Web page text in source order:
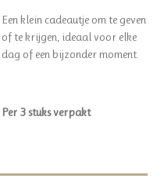
Een klein cadeautje om te geven
of te krijgen, ideaal voor elke
dag of een bijzonder moment.
Per 3stuks verpakt